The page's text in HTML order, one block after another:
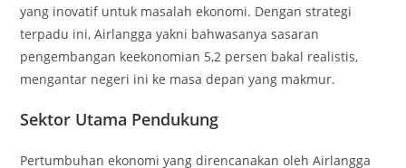
yang inovatif untuk masalah ekonomi. Dengan strategi
terpadu ini, Airlangga yakni bahwasanya sasaran
pengembangan keekonomian 5,2 persen bakal realistis,
mengantar negeri ini ke masa depan yang makmur.
Sektor Utama Pendukung
Pertumbuhan ekonomi yang direncanakan oleh Airlangga